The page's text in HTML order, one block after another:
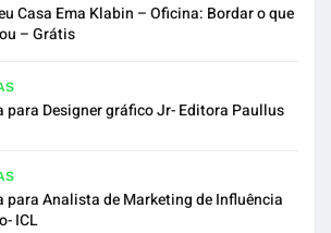
Casa Ema Klabin – Oficina: Bordar o que
– Grátis
para Designer gráfico Jr- Editora Paullus
para Analista de Marketing de Influência
ICL